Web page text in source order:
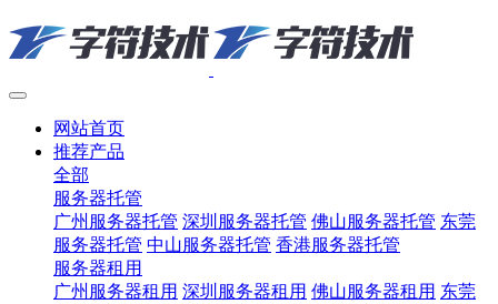
网站首页
推荐产品
全部
服务器托管
广州服务器托管 深圳服务器托管 佛山服务器托管 东莞
服务器托管 中山服务器托管 香港服务器托管
服务器租用
广州服务器租用 深圳服务器租用 佛山服务器租用 东莞